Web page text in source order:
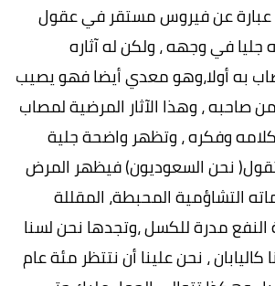
عبارة عن فيروس مستقر في عقول
جليا في وجهه ، ولكن له آثاره
به أولا،وهو معدي أيضا فهو يصيب
صاحبه ، وهذا الآثار المرضية لمصاب
وفكره ، وتظهر واضحة جلية
نحن السعوديون) فيظهر المرض
التشاؤمية المحبطة، المقللة
مدرة للكسل ،وتجدها نحن لسنا
، نحن علينا أن نتتظر مئة عام